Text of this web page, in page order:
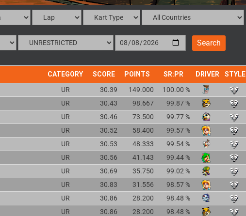
CATEGORY SCORE POINTS SR:PR DRIVER STYLE
UR 30.39 149.000 100.00 %
UR 30.43 98.667 99.87 %
UR 30.46 73.500 99.77 %
UR 30.52 58.400 99.57 %
UR 30.53 48.333 99.54 %
UR 30.56 41.143 99.44 %
UR 30.69 35.750 99.02 %
UR 30.83 31.556 98.57 %
UR 30.86 28.200 98.48 %
UR 30.86 28.200 98.48 %